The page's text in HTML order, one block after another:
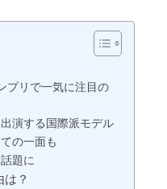
プリで一気に注目の
演する国際派モデル
の一面も
題に
？